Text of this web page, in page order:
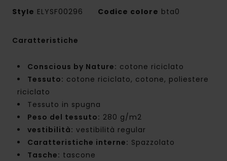
Style ELYSF00296 Codice colore bta0
Caratteristiche
Conscious by Nature: cotone riciclato
Tessuto: cotone riciclato, cotone, poliestere
riciclato
Tessuto in spugna
Peso del tessuto: 280 g/m2
vestibilità: vestibilità regular
Caratteristiche interne: Spazzolato
Tasche: tascone